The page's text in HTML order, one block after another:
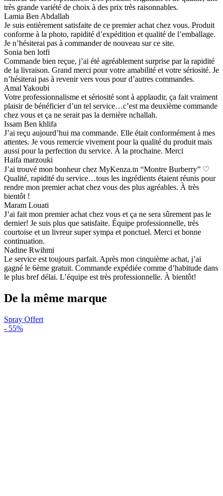
très grande variété de choix à des prix très raisonnables.
Lamia Ben Abdallah
Je suis entièrement satisfaite de ce premier achat chez vous. Produit
conforme à la photo, rapidité d’expédition et qualité de l’emballage.
Je n’hésiterai pas à commander de nouveau sur ce site.
Sonia ben lotfi
Commande bien reçue, j’ai été agréablement surprise par la rapidité
de la livraison. Grand merci pour votre amabilité et votre sériosité. Je
n’hésiterai pas à revenir vers vous pour d’autres commandes.
Amal Yakoubi
Votre professionnalisme et sériosité sont à applaudir, ça fait vraiment
plaisir de bénéficier d’un tel service…c’est ma deuxième commande
chez vous et ça ne serait pas la dernière nchallah.
Issam Ben khlifa
J’ai reçu aujourd’hui ma commande. Elle était conformément à mes
attentes. Je vous remercie vivement pour la qualité du produit mais
aussi pour la perfection du service. À la prochaine. Merci
Haifa marzouki
J’ai trouvé mon bonheur chez MyKenza.tn “Montre Burberry” ♡
Qualité, rapidité du service…tous les ingrédients étaient réunis pour
rendre mon premier achat chez vous des plus agréables. À très
bientôt !
Maram Louati
J’ai fait mon premier achat chez vous et ça ne sera sûrement pas le
dernier! Je suis plus que satisfaite. Équipe professionnelle, très
courtoise et un livreur super sympa et ponctuel. Merci et bonne
continuation.
Nadine Rwihmi
Le service est toujours parfait. Après mon cinquième achat, j’ai
gagné le 6ème gratuit. Commande expédiée comme d’habitude dans
le plus bref délai. L’équipe est très professionnelle. À bientôt!
De la même marque
Spray Offert
- 55%